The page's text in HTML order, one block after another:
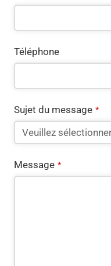
Téléphone
Sujet du message *
Message *